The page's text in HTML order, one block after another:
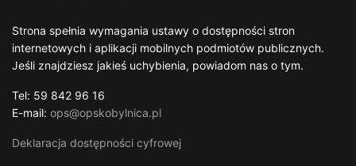
Strona spełnia wymagania ustawy o dostępności stron
internetowych i aplikacji mobilnych podmiotów publicznych.
Jeśli znajdziesz jakieś uchybienia, powiadom nas o tym.
Tel: 59 842 96 16
E-mail: ops@opskobylnica.pl
Deklaracja dostępności cyfrowej